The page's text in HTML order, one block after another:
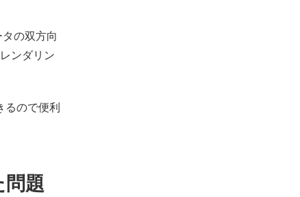
の双方向
ンダリン
るので便利
題